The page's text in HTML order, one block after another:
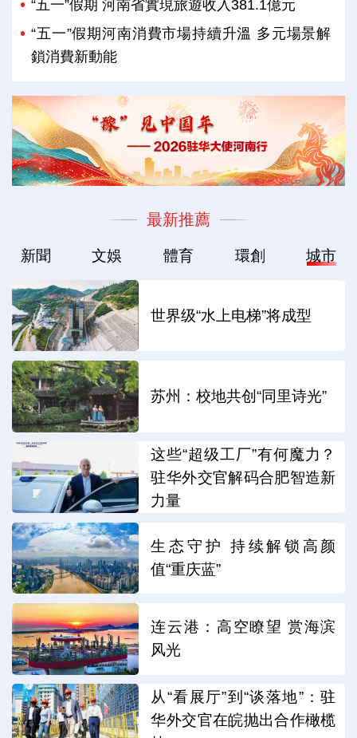
“五一”假期 河南省實現旅遊收入381.1億元
“五一”假期河南消費市場持續升溫 多元場景解
鎖消費新動能
最新推薦
新聞 文娛 體育 環創 城市
世界级“水上电梯”将成型
苏州：校地共创“同里诗光”
这些“超级工厂”有何魔力？
驻华外交官解码合肥智造新
力量
生态守护 持续解锁高颜
值“重庆蓝”
连云港：高空瞭望 赏海滨
风光
从“看展厅”到“谈落地”：驻
华外交官在皖抛出合作橄榄